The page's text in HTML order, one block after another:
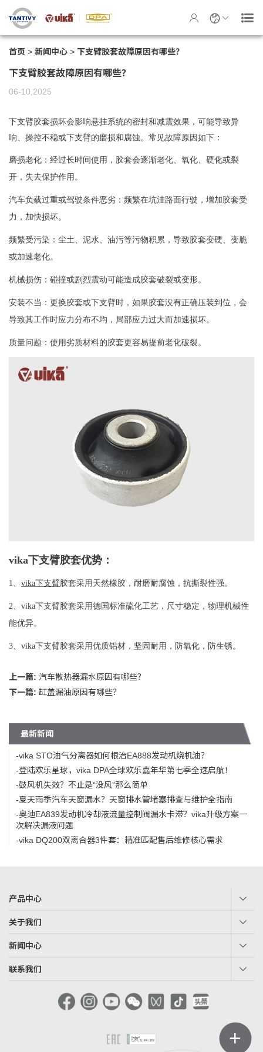
首页 > 新闻中心 > 下支臂胶套故障原因有哪些？
下支臂胶套故障原因有哪些？
06-10,2025
下支臂胶套损坏会影响悬挂系统的密封和减震效果，可能导致异
响、操控不稳或下支臂的磨损和腐蚀。常见故障原因如下：
磨损老化：经过长时间使用，胶套会逐渐老化、氧化、硬化或裂
开，失去保护作用。
汽车负载过重或驾驶条件恶劣：频繁在坑洼路面行驶，增加胶套受
力，加快损坏。
频繁受污染：尘土、泥水、油污等污物积累，导致胶套变硬、变脆
或加速老化。
机械损伤：碰撞或剧烈震动可能造成胶套破裂或变形。
安装不当：更换胶套或下支臂时，如果胶套没有正确压装到位，会
导致其工作时应力分布不均，局部应力过大而加速损坏。
质量问题：使用劣质材料的胶套更容易提前老化破裂。
vika下支臂胶套优势：
1、 vika下支臂胶套采用天然橡胶，耐磨耐腐蚀，抗撕裂性强。
2、vika下支臂胶套采用德国标准硫化工艺，尺寸稳定，物理机械性
能优异。
3、vika下支臂胶套采用优质铝材，坚固耐用，防氧化，防生锈。
上一篇: 汽车散热器漏水原因有哪些？
下一篇: 缸盖漏油原因有哪些？
最新新闻
-vika STO油气分离器如何根治EA888发动机烧机油？
-登陆欢乐星球，vika DPA全球欢乐嘉年华第七季全速启航！
-鼓风机失效？不止是“没风”那么简单
-夏天雨季汽车天窗漏水？天窗排水管堵塞排查与维护全指南
-奥迪EA839发动机冷却液流量控制阀漏水卡滞？vika升级方案一
次解决漏液问题
-vika DQ200双离合器3件套：精准匹配售后维修核心需求
产品中心
关于我们
新闻中心
联系我们
＋